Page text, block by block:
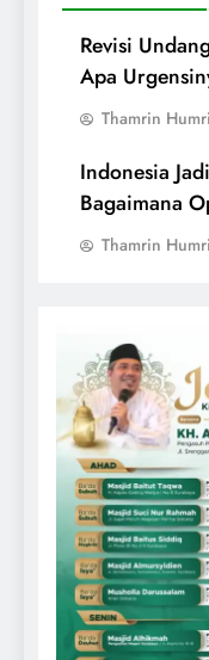
Revisi
Apa
Thamrin
Indonesia
Bagaimana
Thamrin